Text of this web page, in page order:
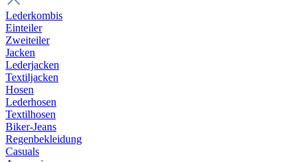
Lederkombis
Einteiler
Zweiteiler
Jacken
Lederjacken
Textiljacken
Hosen
Lederhosen
Textilhosen
Biker-Jeans
Regenbekleidung
Casuals